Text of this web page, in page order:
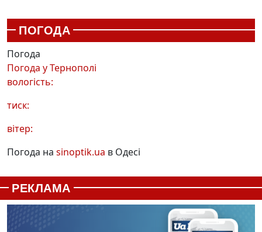
ПОГОДА
Погода
Погода уТернополі
вологість:
тиск:
вітер:
Погода на sinoptik.ua в Одесі
РЕКЛАМА